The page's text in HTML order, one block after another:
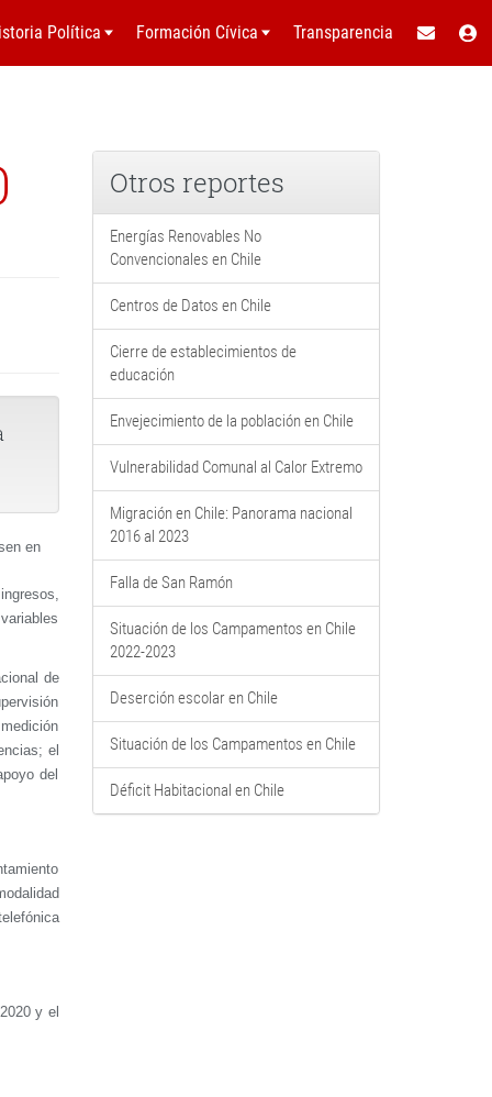
Política Formación Cívica Transparencia
en
de
el
del
y el
Otros reportes
Energías Renovables No
Convencionales en Chile
Centros de Datos en Chile
Cierre de establecimientos de
educación
Envejecimiento de la población en Chile
Vulnerabilidad Comunal al Calor Extremo
Migración en Chile: Panorama nacional
2016 al 2023
Falla de San Ramón
Situación de los Campamentos en Chile
2022-2023
Deserción escolar en Chile
Situación de los Campamentos en Chile
Déficit Habitacional en Chile